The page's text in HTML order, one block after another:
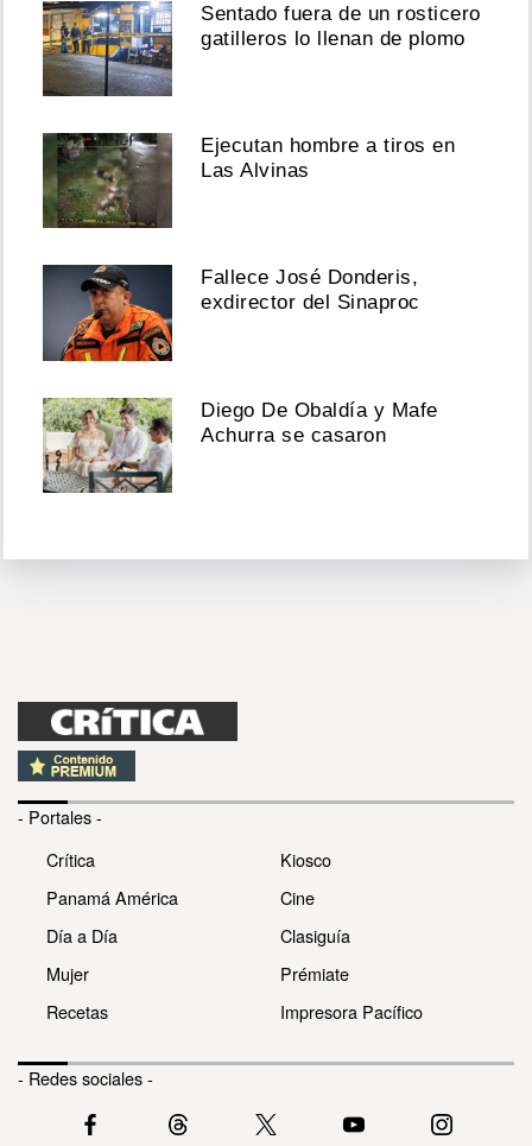
Sentado fuera de un rosticero
gatilleros lo llenan de plomo
Ejecutan hombre a tiros en
Las Alvinas
Fallece José Donderis,
exdirector del Sinaproc
Diego De Obaldía y Mafe
Achurra se casaron
- Portales -
Crítica
Panamá América
Día a Día
Mujer
Recetas
Kiosco
Cine
Clasiguía
Prémiate
Impresora Pacífico
- Redes sociales -